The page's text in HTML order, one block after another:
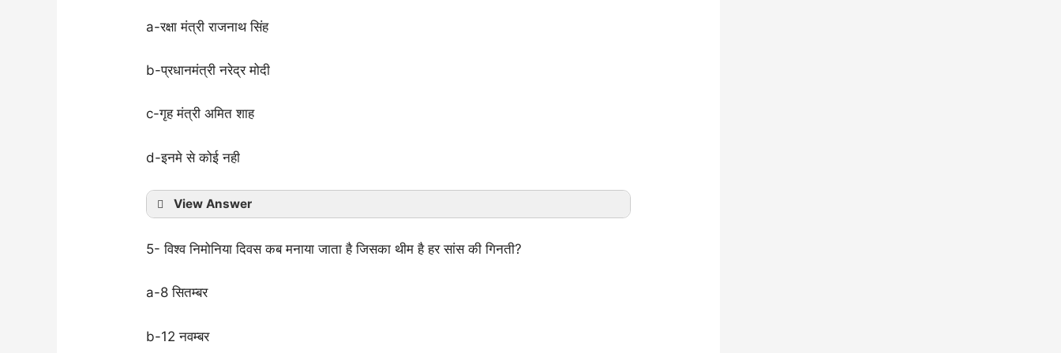
a-रक्षा मंत्री राजनाथ सिंह
b-प्रधानमंत्री नरेद्र मोदी
c-गृह मंत्री अमित शाह
d-इनमे से कोई नही
View Answer
5- विश्व निमोनिया दिवस कब मनाया जाता है जिसका थीम है हर सांस की गिनती?
a-8 सितम्बर
b-12 नवम्बर